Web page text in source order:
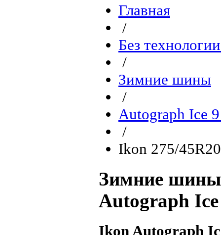
Главная
/
Без
/
Зимние шины
/
Autograph Ice
/
Ikon 275/
Зимние шины
Autograph
Ikon Autograph